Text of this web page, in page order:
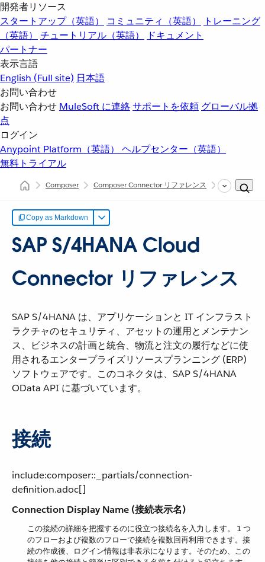
開発者リソース
スタートアップ（英語）
コミュニティ（英語）
トレーニング
（英語）
チュートリアル（英語）
ドキュメント
パートナー
表示言語
English (Full site) 日本語
お問い合わせ
お問い合わせ MuleSoft に連絡サポートを依頼 グローバル拠
点
ログイン
Anypoint Platform（英語） ヘルプセンター（英語）
無料トライアル
Composer Composer Connector リファレンス SAP S/
Copy as Markdown
SAP S/4HANA Cloud
Connector リファレンス
SAP S/4HANA は、アプリケーションと IT インフラスト
ラクチャのセキュリティ、アセットの運用とメンテナン
ス、ビジネスの計画と統合、物流と注文の履行などに使
用されるエンタープライズリソースプランニング (ERP)
ソフトウェアです。このコネクタは、SAP S/4HANA
OData API に基づいています。
接続
include:composer::_partials/connection-
definition.adoc[]
Connection Display Name (接続表示名)
この接続の詳細を把握するのに役立つ接続名を入力します。 1 つ
のフローおよび複数のフローで接続を複数回再利用できます。接
続の作成後、ログイン情報は非表示になります。そのため、この